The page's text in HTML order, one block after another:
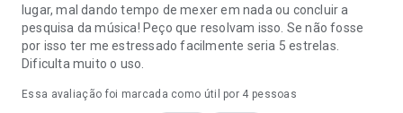
Visite nosso site oficial:
https://www.starmakerstudios.com/pt-BR
Siga-nos no TikTok:
https://www.tiktok.com/@starmaker_officialpage
https://www.instagram.com/starmaker.official.account
lugar, mal dando tempo de mexer em nada ou concluir a
pesquisa da música! Peço que resolvam isso. Se não fosse
por isso ter me estressado facilmente seria 5 estrelas.
Dificulta muito o uso.
Essa avaliação foi marcada como útil por 4 pessoas